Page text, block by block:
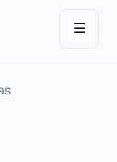
☰